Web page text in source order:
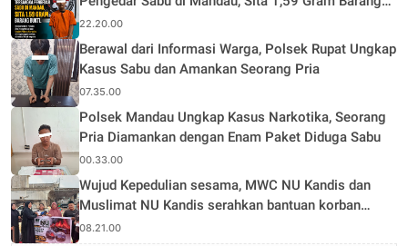
Bukti
22.20.00
Berawal dari Informasi Warga, Polsek Rupat Ungkap
Kasus Sabu dan Amankan Seorang Pria
07.35.00
Polsek Mandau Ungkap Kasus Narkotika, Seorang
Pria Diamankan dengan Enam Paket Diduga Sabu
00.33.00
Wujud Kepedulian sesama, MWC NU Kandis dan
Muslimat NU Kandis serahkan bantuan korban
musibah kebakaran
08.21.00